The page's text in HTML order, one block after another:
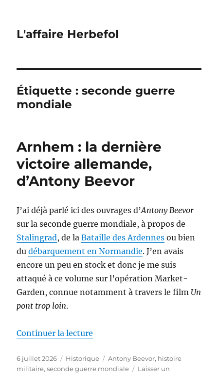
L'affaire Herbefol
Étiquette :seconde guerre
mondiale
Arnhem : la dernière
victoire allemande,
d’Antony Beevor
J’ai déjà parlé ici des ouvrages d’Antony Beevor
sur la seconde guerre mondiale, à propos de
Stalingrad, de laBataille des Ardennes ou bien
dudébarquement en Normandie. J’en avais
encore un peu en stock et donc je me suis
attaqué à ce volume sur l’opération Market-
Garden, connue notamment à travers le film Un
pont trop loin.
Continuer la lecture
Publié
le
6 juillet 2026 Catégories
Historique Étiquettes
Antony Beevor, histoire
militaire,seconde guerre mondiale
Laisser un